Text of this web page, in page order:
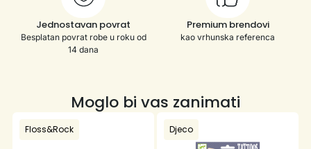
Jednostavan povrat
Besplatan povrat robe u roku od
14 dana
Premium brendovi
kao vrhunska referenca
Moglo bi vas zanimati
Floss&Rock Djeco